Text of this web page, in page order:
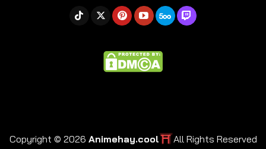
Copyright © 2026 Animehay.cool⛩All Rights Reserved